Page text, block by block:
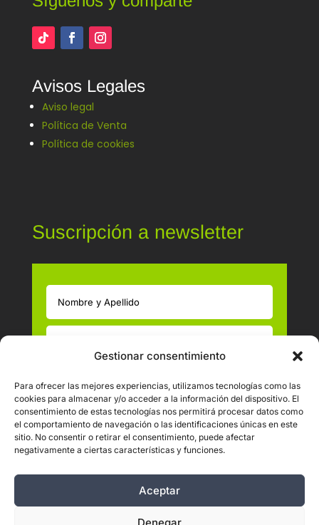
Gestionar consentimiento
Para ofrecer las mejores experiencias, utilizamos tecnologías como las
cookies para almacenar y/o acceder a la información del dispositivo. El
consentimiento de estas tecnologías nos permitirá procesar datos como
el comportamiento de navegación o las identificaciones únicas en este
sitio. No consentir o retirar el consentimiento, puede afectar
negativamente a ciertas características y funciones.
Aceptar
Denegar
Avisos Legales
Aviso legal
Política de Venta
Política de cookies
Suscripción a newsletter
He leído y acepto las Políticas de Privacidad
1 + 15=